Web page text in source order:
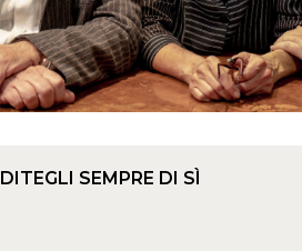
DITEGLI SEMPRE DI SÌ